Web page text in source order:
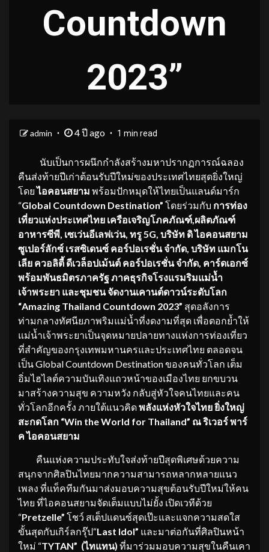
Countdown
2023”
admin 4 ปี ago 1 min read
นับเป็นการผนึกกำลังสร้างมหาปรากฏการณ์ฉลอง
คืนส่งท้ายปีเก่าต้อนรับปีใหม่ของประเทศไทยสุดยิ่งใหญ่
โดยไอคอนสยาม พร้อมปักหมุดให้ไทยเป็นแลนด์มาร์ก
“Global Countdown Destination” โดยร่วมกับ การท่อง
เที่ยวแห่งประเทศไทย เครือเจริญโภคภัณฑ์,ผลิตภัณฑ์
อาหารซีพี, เซเว่นอีเลฟเว่น, ทรู 5G, บริษัท ดิ ไอคอนสยาม
ซูเปอร์ลักซ์ เรสซิเดนซ์ คอร์ปอเรชั่น จำกัด, บริษัท แมกโน
เลีย ควอลิตี้ ดีเวล็อปเม้นต์ คอร์ปอเรชั่น จำกัด, คาร์ดเอกซ์
พร้อมพันธมิตรภาครัฐ ภาคธุรกิจโรงแรมริมแม่น้ำ
เจ้าพระยา และชุมชนจัดงานเคานต์ดาวน์ระดับโลก
“Amazing Thailand Countdown 2023” สุดอลังการ
ท่ามกลางทัศนียภาพริมแม่น้ำที่งดงามที่สุด เพื่อตอกย้ำให้
แม่น้ำเจ้าพระยาเป็นจุดหมายปลายทางแห่งการท่องเที่ยว
ที่สำคัญของกรุงเทพมหานครและประเทศไทย ตลอดจน
เป็น Global Countdown Destination ของคนทั่วโลก เต็ม
อิ่มไฮไลต์ความบันเทิงแถวหน้าของเมืองไทย ยกขบวน
มาสร้างความสุข ความหวัง กลับสู่หัวใจคนไทยและคน
ทั่วโลกอีกครั้ง ภายใต้แนวคิดพลังแห่งหัวใจไทย ยิ่งใหญ่
สะกดโลก “Win the World for Thailand” ณ ริเวอร์ พาร์
ค ไอคอนสยาม
คืนแห่งความประทับใจส่งท้ายปีสุดพิเศษด้วยความ
สนุกจากศิลปินไทยมากความสามารถหลากหลายแนว
เพลง ที่แท็คทีมกันมาส่งมอบความสุขต้อนรับปีใหม่ให้คน
ไทย ที่ไอคอนสยามจัดเต็มแบบไม่ยั้ง เปิดเวทีด้วย
“Pretzelle” โชว์ สเต็ปแดนซ์สุดเป๊ะและแจกความสดใส
ขั้นสุดกับเกิร์ลกรุ๊ป“Last Idol” และมาต่อกันที่ศิลปินหน้า
ใหม่ “TYTAN” (ไทแทน) ที่มาร่วมมอบความสุขในคืนเคา